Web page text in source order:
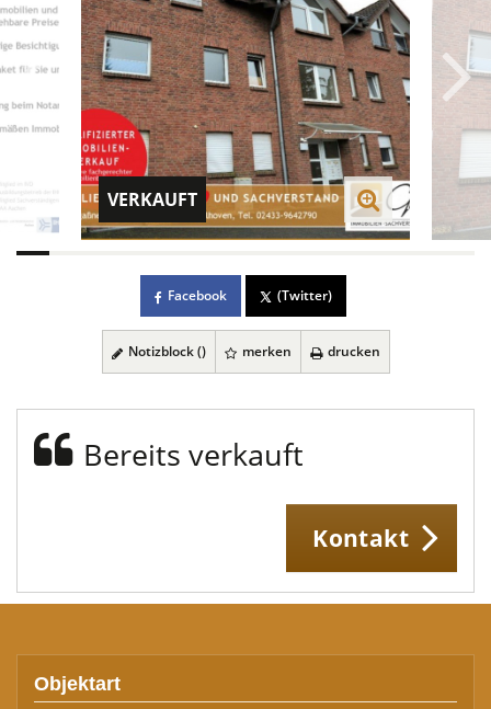
VERKAUFT
Facebook (Twitter)
Notizblock () merken drucken
Bereits verkauft
Kontakt
Objektart